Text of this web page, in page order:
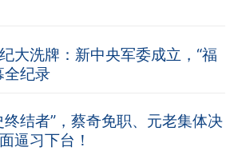
大洗牌：新中央军委成立，“福
全纪录
终结者”，蔡奇免职、元老集体决
逼习下台！